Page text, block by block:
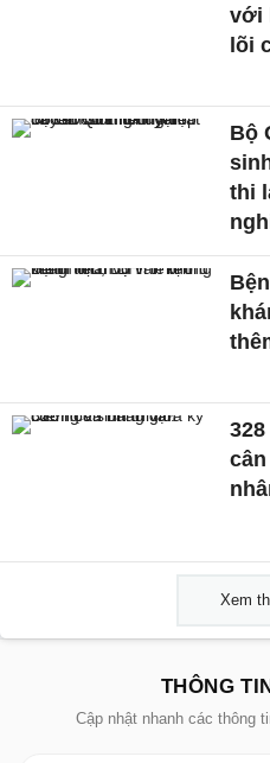
với
lõi
Bộ
thi
Xem
THÔNG
Cập nhật nhanh các thông